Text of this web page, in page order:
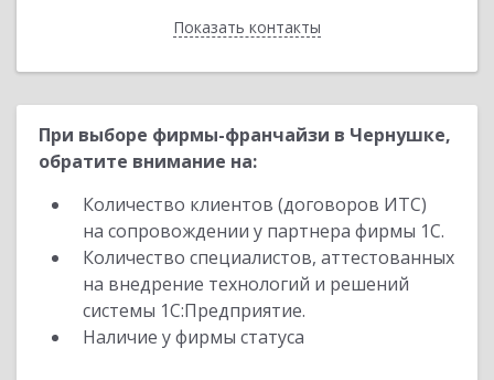
Показать контакты
Назад
При выборе фирмы-франчайзи в Чернушке,
обратите внимание на:
Количество клиентов (договоров ИТС)
на сопровождении у партнера фирмы 1С.
Количество специалистов, аттестованных
на внедрение технологий и решений
системы 1С:Предприятие.
Наличие у фирмы статуса